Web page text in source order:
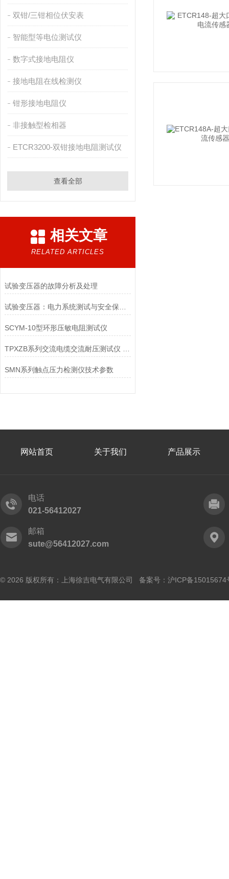
双钳/三钳相位伏安表
智能型等电位测试仪
数字式接地电阻仪
接地电阻在线检测仪
钳形接地电阻仪
非接触型检相器
ETCR3200-双钳接地电阻测试仪
查看全部
相关文章
RELATED ARTICLES
试验变压器的故障分析及处理
SCYM-10型环形压敏电阻测试仪
SMN系列触点压力检测仪技术参数
网站首页 关于我们 产品展示
电话
021-56412027
邮箱
sute@56412027.com
© 2026 版权所有：上海徐吉电气有限公司 备案号： 沪ICP备15015674